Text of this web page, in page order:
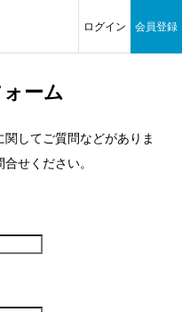
ログイン 会員登録
ーム
してご質問などがありま
せください。